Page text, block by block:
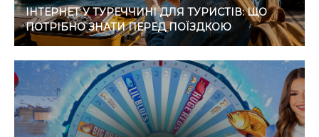
ІНТЕРНЕТ У ТУРЕЧЧИНІ ДЛЯ ТУРИСТІВ: ЩО
ПОТРІБНО ЗНАТИ ПЕРЕД ПОЇЗДКОЮ